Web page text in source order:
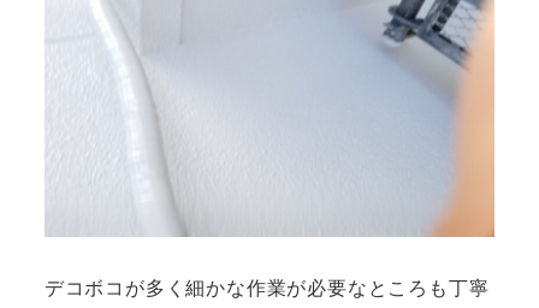
デコボコが多く細かな作業が必要なところも丁寧